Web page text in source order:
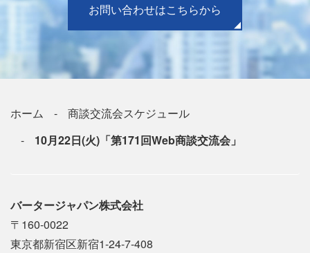
お問い合わせはこちらから
ホーム
商談交流会スケジュール
10月22日(火)「第171回Web商談交流会」
バータージャパン株式会社
〒160-0022
東京都新宿区新宿1-24-7-408